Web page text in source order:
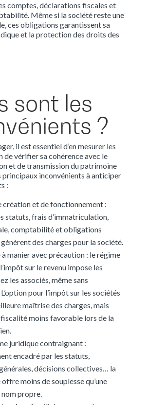
comptes, déclarations fiscales et
Même si la société reste une
ces obligations garantissent sa
et la protection des droits des
sont les
?
il est essentiel d’en mesurer les
de vérifier sa cohérence avec le
et de transmission du patrimoine
principaux inconvénients à anticiper
:
création et de fonctionnement :
statuts, frais d’immatriculation,
comptabilité et obligations
des charges pour la société.
manier avec précaution : le régime
sur le revenu impose les
les associés, même sans
pour l’impôt sur les sociétés
maîtrise des charges, mais
moins favorable lors de la
juridique contraignant :
encadré par les statuts,
décisions collectives… la
moins de souplesse qu’une
propre.